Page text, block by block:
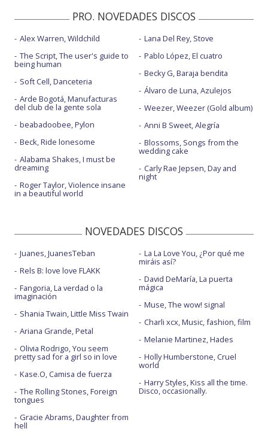
PRO. NOVEDADES DISCOS
Alex Warren, Wildchild
The Script, The user's guide to
being human
Soft Cell, Danceteria
Arde Bogotá, Manufacturas
del club de la gente sola
beabadoobee, Pylon
Beck, Ride lonesome
Alabama Shakes, I must be
dreaming
Roger Taylor, Violence insane
in a beautiful world
Lana Del Rey, Stove
Pablo López, El cuatro
Becky G, Baraja bendita
Álvaro de Luna, Azulejos
Weezer, Weezer (Gold album)
Anni B Sweet, Alegría
Blossoms, Songs from the
wedding cake
Carly Rae Jepsen, Day and
night
NOVEDADES DISCOS
Juanes, JuanesTeban
Rels B: love love FLAKK
Fangoria, La verdad o la
imaginación
Shania Twain, Little Miss Twain
Ariana Grande, Petal
Olivia Rodrigo, You seem
pretty sad for a girl so in love
Kase.O, Camisa de fuerza
The Rolling Stones, Foreign
tongues
Gracie Abrams, Daughter from
hell
La La Love You, ¿Por qué me
miráis así?
David DeMaría, La puerta
mágica
Muse, The wow! signal
Charli xcx, Music, fashion, film
Melanie Martinez, Hades
Holly Humberstone, Cruel
world
Harry Styles, Kiss all the time.
Disco, occasionally.